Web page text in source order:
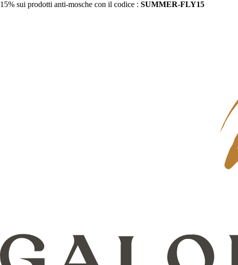
15% sui prodotti anti-mosche con il codice : SUMMER-FLY15